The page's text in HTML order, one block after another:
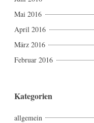
Mai 2016
April 2016
März 2016
Februar 2016
Kategorien
allgemein